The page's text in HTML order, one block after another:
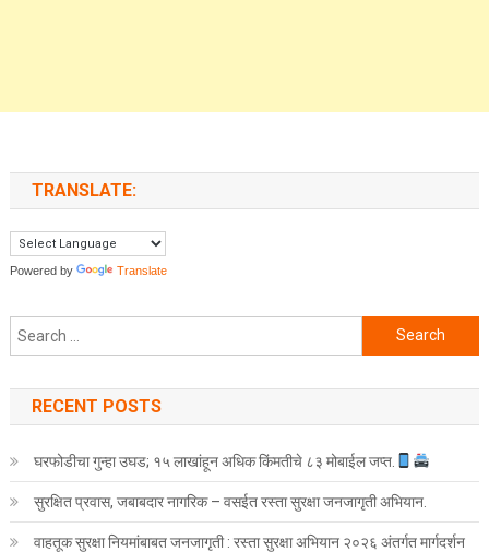
TRANSLATE:
Powered by Translate
Search for:
RECENT POSTS
घरफोडीचा गुन्हा उघड; १५ लाखांहून अधिक किंमतीचे ८३ मोबाईल जप्त.
सुरक्षित प्रवास, जबाबदार नागरिक – वसईत रस्ता सुरक्षा जनजागृती अभियान.
वाहतूक सुरक्षा नियमांबाबत जनजागृती : रस्ता सुरक्षा अभियान २०२६ अंतर्गत मार्गदर्शन